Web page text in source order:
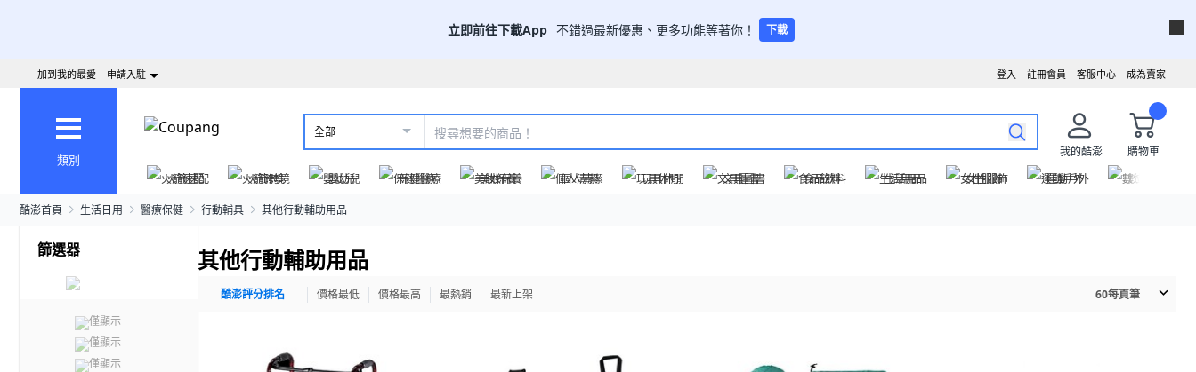
立即前往下載App 不錯過最新優惠、更多功能等著你！ 下載
成為賣家
客服中心
註冊會員
登入
加到我的最愛 申請入駐
類別
全部
我的酷澎
購物車
火箭速配
火箭跨境 嬰幼兒 保健醫療 美妝保養 個人清潔 玩具休閒 文具圖書 食品飲料 生活用品 女性服飾 運動戶外 數位家電
酷澎首頁 生活日用 醫療保健 行動輔具 其他行動輔助用品
篩選器
僅顯示
僅顯示
僅顯示
其他行動輔助用品
酷澎評分排名 價格最低 價格最高 最熱銷 最新上架 60每頁筆